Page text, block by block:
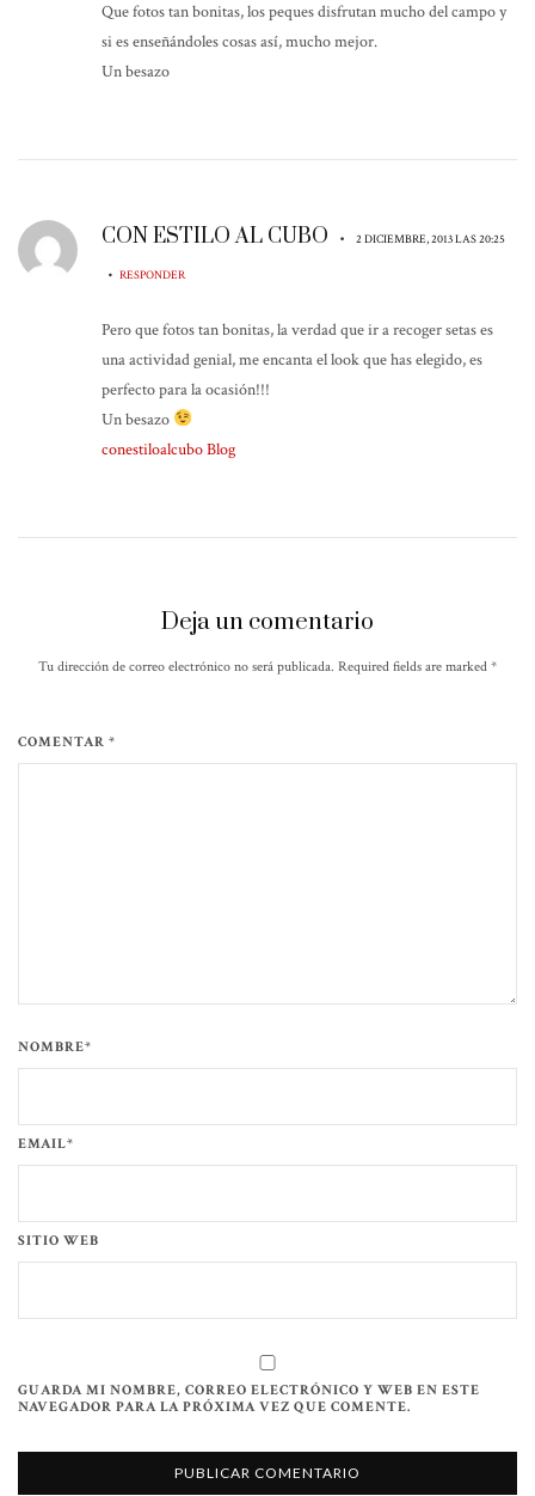
Que fotos tan bonitas, los peques disfrutan mucho del campo y
si es enseñándoles cosas así, mucho mejor.
Un besazo
CON ESTILO AL CUBO • 2 DICIEMBRE, 2013 LAS 20:25
• RESPONDER
Pero que fotos tan bonitas, la verdad que ir a recoger setas es
una actividad genial, me encanta el look que has elegido, es
perfecto para la ocasión!!!
Un besazo
conestiloalcubo Blog
Deja un comentario
Tu dirección de correo electrónico no será publicada. Required fields are marked *
COMENTAR *
NOMBRE*
EMAIL*
SITIO WEB
GUARDA MI NOMBRE, CORREO ELECTRÓNICO Y WEB EN ESTE
NAVEGADOR PARA LA PRÓXIMA VEZ QUE COMENTE.